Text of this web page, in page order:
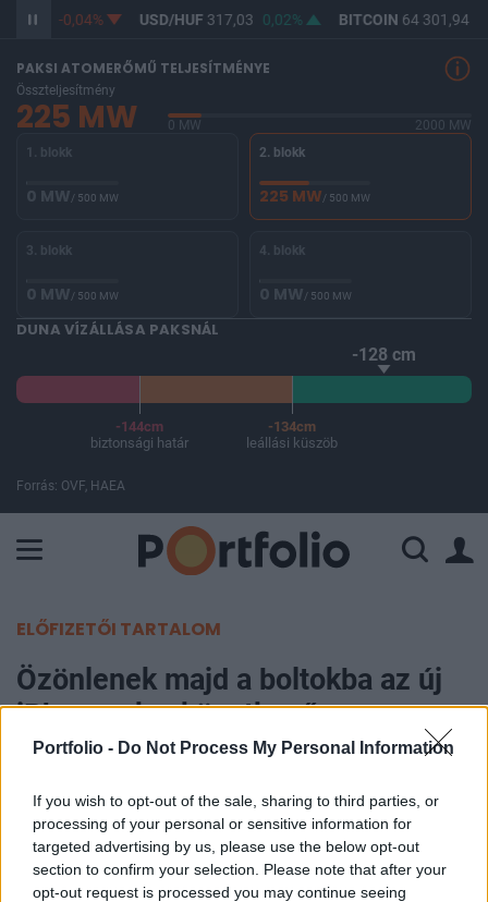
Portfolio - Do Not Process My Personal Information
If you wish to opt-out of the sale, sharing to third parties, or
processing of your personal or sensitive information for
targeted advertising by us, please use the below opt-out
section to confirm your selection. Please note that after your
opt-out request is processed you may continue seeing
-0,04% USD/HUF317,03 0,02% BITCOIN64 301,94
PAKSI ATOMERŐMŰ TELJESÍTMÉNYE
Összteljesítmény
225 MW 0 MW
2000 MW
1. blokk
0 MW/ 500 MW
2. blokk
225 MW/ 500 MW
3. blokk
0 MW/ 500 MW
4. blokk
0 MW/ 500 MW
DUNA VÍZÁLLÁSA PAKSNÁL
-128 cm
-144cm
biztonsági határ
-134cm
leállási küszöb
Forrás: OVF, HAEA
ELŐFIZETŐI TARTALOM
Özönlenek majd a boltokba az új
iPhone-ok a következő
hónapokban
Portfolio
2026. július 02. 09:27
Az Apple legalább öt új iPhone-modell